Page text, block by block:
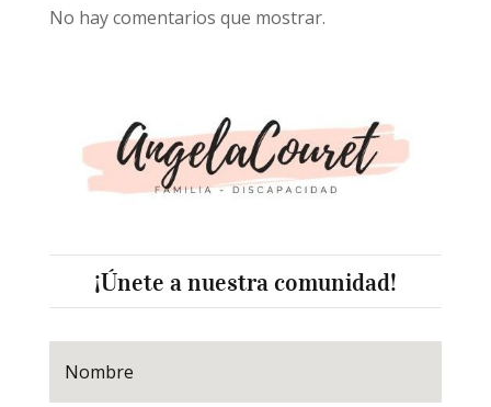
No hay comentarios que mostrar.
¡Únete a nuestra comunidad!